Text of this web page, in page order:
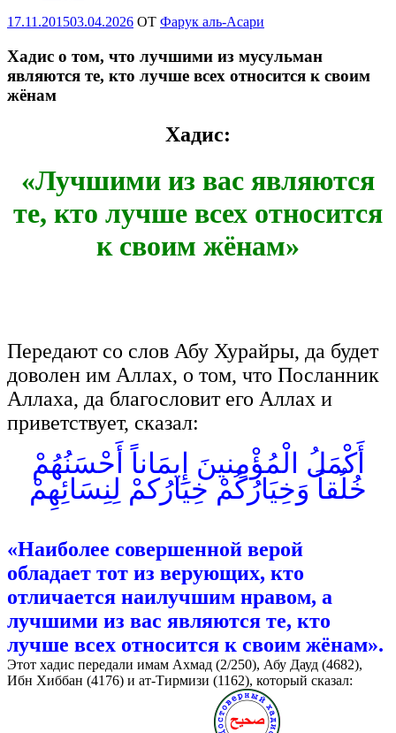
Опубликовано
17.11.201503.04.2026 OT Фарук аль-Асари
Хадис о том, что лучшими из мусульман
являются те, кто лучше всех относится к своим
жёнам
Хадис:
«Лучшими из вас являются
те, кто лучше всех относится
к своим жёнам»
Передают со слов Абу Хурайры, да будет
доволен им Аллах, о том, что Посланник
Аллаха, да благословит его Аллах и
приветствует, сказал:
أَكْمَلُ الْمُؤْمِنينَ إِيمَاناً أَحْسَنُهُمْ
خُلُقاً وَخِيَارُكُمْ خِيَارُكمْ لِنِسَائِهِمْ
«Наиболее совершенной верой
обладает тот из верующих, кто
отличается наилучшим нравом, а
лучшими из вас являются те, кто
лучше всех относится к своим жёнам».
Этот хадис передали имам Ахмад (2/250), Абу Дауд (4682),
Ибн Хиббан (4176) и ат-Тирмизи (1162), который сказал: